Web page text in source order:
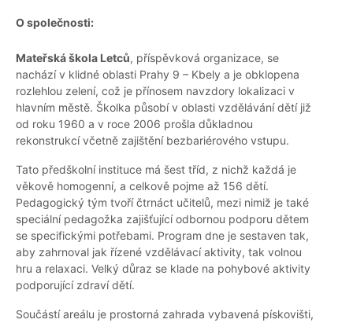
O společnosti:
Mateřská škola Letců, příspěvková organizace, se
nachází v klidné oblasti Prahy 9 – Kbely a je obklopena
rozlehlou zelení, což je přínosem navzdory lokalizaci v
hlavním městě. Školka působí v oblasti vzdělávání dětí již
od roku 1960 a v roce 2006 prošla důkladnou
rekonstrukcí včetně zajištění bezbariérového vstupu.
Tato předškolní instituce má šest tříd, z nichž každá je
věkově homogenní, a celkově pojme až 156 dětí.
Pedagogický tým tvoří čtrnáct učitelů, mezi nimiž je také
speciální pedagožka zajišťující odbornou podporu dětem
se specifickými potřebami. Program dne je sestaven tak,
aby zahrnoval jak řízené vzdělávací aktivity, tak volnou
hru a relaxaci. Velký důraz se klade na pohybové aktivity
podporující zdraví dětí.
Součástí areálu je prostorná zahrada vybavená pískovišti,